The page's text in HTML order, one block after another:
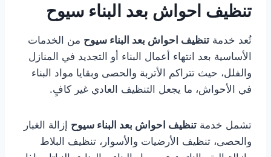
تنظيف احواش بعد البناء سيوح
تُعد خدمة تنظيف احواش بعد البناء سيوح من الخدمات
الأساسية بعد انتهاء أعمال البناء أو التجديد في المنازل
والفلل، حيث تتراكم الأتربة والحصى وبقايا مواد البناء
في الأحواش، ما يجعل التنظيف العادي غير كافٍ.
تشمل خدمة تنظيف احواش بعد البناء سيوح إزالة الغبار
والحصى، تنظيف الأرضيات والأسوار، تنظيف البلاط